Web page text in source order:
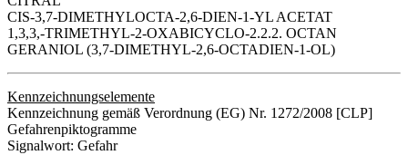
CIS-3,7-DIMETHYLOCTA-2,6-DIEN-1-YL ACETAT
1,3,3,-TRIMETHYL-2-OXABICYCLO-2.2.2. OCTAN
GERANIOL (3,7-DIMETHYL-2,6-OCTADIEN-1-OL)
Kennzeichnungselemente
Kennzeichnung gemäß Verordnung (EG) Nr. 1272/2008 [CLP]
Gefahrenpiktogramme
Signalwort: Gefahr